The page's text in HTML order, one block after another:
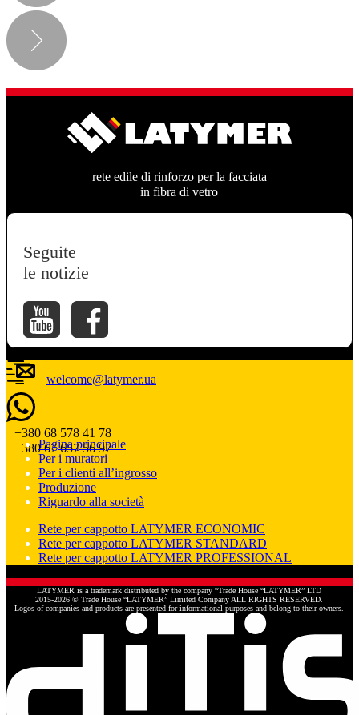
rete edile di rinforzo per la facciata
in fibra di vetro
Seguite
le notizie
welcome@latymer.ua
+380 68 578 41 78
+380 67 657 56 97
Pagina principale
Per i muratori
Per i clienti all’ingrosso
Produzione
Riguardo alla società
Rete per cappotto LATYMER ECONOMIC
Rete per cappotto LATYMER STANDARD
Rete per cappotto LATYMER PROFESSIONAL
LATYMER is a trademark distributed by the company “Trade House “LATYMER” LTD
2015-2026 © Trade House “LATYMER” Limited Company ALL RIGHTS RESERVED.
Logos of companies and products are presented for informational purposes and belong to their owners.